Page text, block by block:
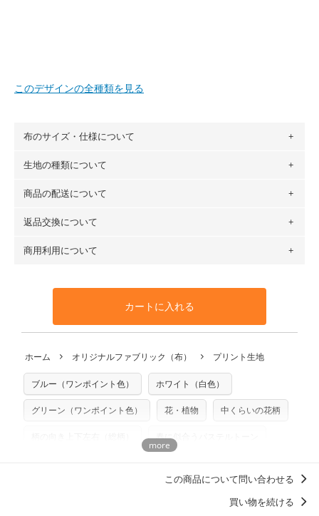
このデザインの全種類を見る
布のサイズ・仕様について
布の長さは50cm単位での販売になります。
場合 → 購入数量「7」
※カットを希望の方は備考欄に「50cmずつカット希望」など
ご記載ください（50cm単位でのカットのみ）
プリント布の仕様について もっと詳しく見る
生地の種類について
・現在、すべてのデザインのプリントに使用している生地は
ットン（ダブルガーゼ）・100％コットン（ローン）・コッ
トンリネン（ビエラ織）・100％コットン（ツイル）・
100％コットン（キャンバス・11号帆布）です。
生地見本サンプル（無料）を購入する
商品の配送について
・ネコポスでの配送は、布は2mまで型紙は2個までとなりま
も送料の表示が600円となり宅急便での配送となります。
となります。
※万が一、検品時に不備が見つかった場合は、4～5営業日後
※土日祝は営業日に含まれません。
※配送日のご指定は承れません。出来上がり次第、順次発送
返品交換について
・布はご注文後に注文数量のみをプリントするため、
購入後
や用尺をお間違えのないようお願いします。思っていた色味
と違う、などの理由での返品は承れません。予めご了承くだ
商用利用について
利用いただけます。「nunocoto fabric使用」といった記載
も不要です。（製品化した際に起こる全ての問題、クレーム
いませんのでご了承ください）
※有料型紙（ホームソーイング型紙シリーズ）および柄がえ
らべるキットに付属された型紙は商用利用できませんのでご
注意ください。型紙自体の転用・販売および型紙を使用して
商用利用についての詳細はこちら
カートに入れる
ホーム オリジナルファブリック（布） プリント生地
ブルー（ワンポイント色） ホワイト（白色）
グリーン（ワンポイント色） 花・植物 中くらいの花柄
春に似合うパステルトーン
この商品について問い合わせる
買い物を続ける